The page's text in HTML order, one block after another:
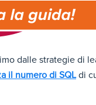
dalle strategie di
il numero di SQLdi